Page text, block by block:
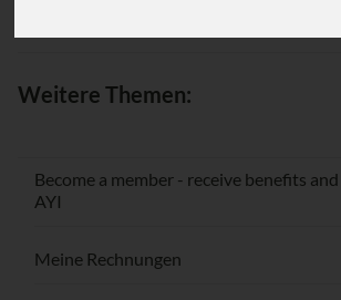
Weitere Themen:
Become a member - receive benefits
AYI
Meine Rechnungen